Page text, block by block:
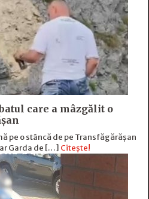
care a mâzgălit o
pe o stâncă de pe Transfăgărășan
Garda de […] Citește!